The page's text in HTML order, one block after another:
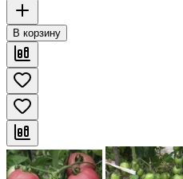
В корзину